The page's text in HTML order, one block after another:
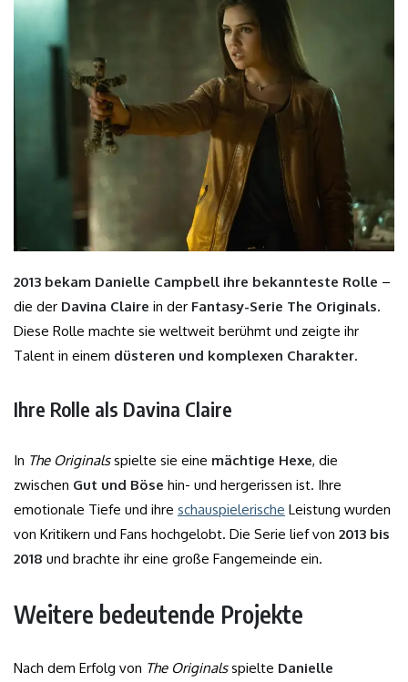
2013 bekam Danielle Campbell ihre bekannteste Rolle –
die der Davina Claire in der Fantasy-Serie The Originals.
Diese Rolle machte sie weltweit berühmt und zeigte ihr
Talent in einem düsteren und komplexen Charakter.
Ihre Rolle als Davina Claire
In The Originalsspielte sie eine mächtige Hexe, die
zwischen Gut und Böse hin- und hergerissen ist. Ihre
emotionale Tiefe und ihre schauspielerische Leistung wurden
von Kritikern und Fans hochgelobt. Die Serie lief von 2013 bis
2018 und brachte ihr eine große Fangemeinde ein.
Weitere bedeutende Projekte
Nach dem Erfolg von The Originalsspielte Danielle